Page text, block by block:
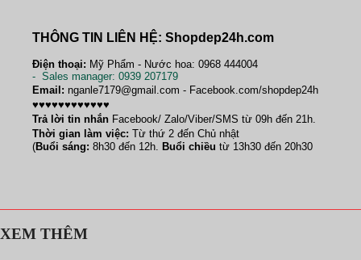
THÔNG TIN LIÊN HỆ: Shopdep24h.com
Điện thoại: Mỹ Phẩm - Nước hoa: 0968 444004
- Sales manager: 0939 207179
Email: nganle7179@gmail.com - Facebook.com/shopdep24h
♥♥♥♥♥♥♥♥♥♥♥♥
Trả lời tin nhắn Facebook/ Zalo/Viber/SMS từ 09h đến 21h.
Thời gian làm việc: Từ thứ 2 đến Chủ nhật
(Buổi sáng: 8h30 đến 12h. Buổi chiều từ 13h30 đến 20h30
XEM THÊM